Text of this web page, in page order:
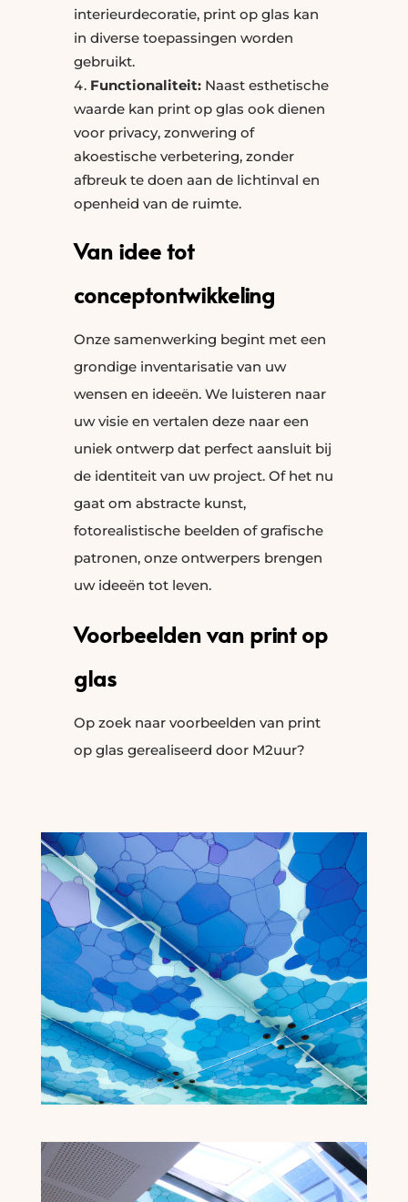
interieurdecoratie, print op glas kan
in diverse toepassingen worden
gebruikt.
Functionaliteit:Naast esthetische
waarde kan print op glas ook dienen
voor privacy, zonwering of
akoestische verbetering, zonder
afbreuk te doen aan de lichtinval en
openheid van de ruimte.
Van idee tot
conceptontwikkeling
Onze samenwerking begint met een
grondige inventarisatie van uw
wensen en ideeën. We luisteren naar
uw visie en vertalen deze naar een
uniek ontwerp dat perfect aansluit bij
de identiteit van uw project. Of het nu
gaat om abstracte kunst,
fotorealistische beelden of grafische
patronen, onze ontwerpers brengen
uw ideeën tot leven.
Voorbeelden van print op
glas
Op zoek naar voorbeelden van print
op glas gerealiseerd door M2uur?